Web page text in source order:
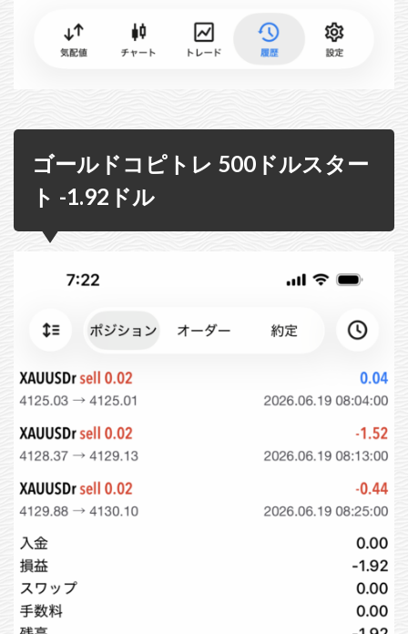
ゴールドコピトレ 500ドルスター
ト -1.92ドル